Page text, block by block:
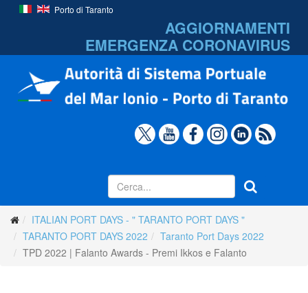
Porto di Taranto
AGGIORNAMENTI
EMERGENZA CORONAVIRUS
ITALIAN PORT DAYS - " TARANTO PORT DAYS "
TARANTO PORT DAYS 2022
Taranto Port Days 2022
TPD 2022 | Falanto Awards - Premi Ikkos e Falanto